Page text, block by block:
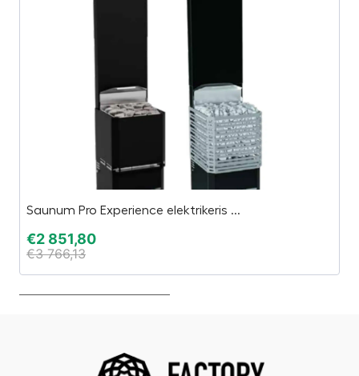
Saunum Pro Experience elektrikeris ...
€2 851,80
€3 766,13